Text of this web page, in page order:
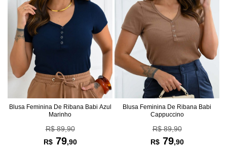
Blusa Feminina De Ribana Babi Azul
Marinho
R$ 89,90
R$79,90
Blusa Feminina De Ribana Babi
Cappuccino
R$ 89,90
R$79,90